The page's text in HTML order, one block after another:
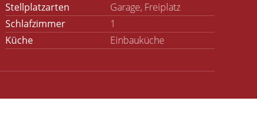
Stellplatzarten
Garage, Freiplatz
Schlafzimmer
1
Küche
Einbauküche